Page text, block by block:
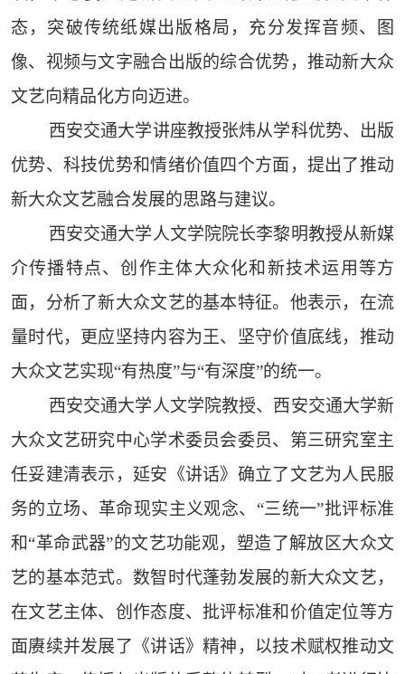
态，突破传统纸媒出版格局，充分发挥音频、图
像、视频与文字融合出版的综合优势，推动新大众
文艺向精品化方向迈进。
西安交通大学讲座教授张炜从学科优势、出版
优势、科技优势和情绪价值四个方面，提出了推动
新大众文艺融合发展的思路与建议。
西安交通大学人文学院院长李黎明教授从新媒
介传播特点、创作主体大众化和新技术运用等方
面，分析了新大众文艺的基本特征。他表示，在流
量时代，更应坚持内容为王、坚守价值底线，推动
大众文艺实现“有热度”与“有深度”的统一。
西安交通大学人文学院教授、西安交通大学新
大众文艺研究中心学术委员会委员、第三研究室主
任妥建清表示，延安《讲话》确立了文艺为人民服
务的立场、革命现实主义观念、“三统一”批评标准
和“革命武器”的文艺功能观，塑造了解放区大众文
艺的基本范式。数智时代蓬勃发展的新大众文艺，
在文艺主体、创作态度、批评标准和价值定位等方
面赓续并发展了《讲话》精神，以技术赋权推动文